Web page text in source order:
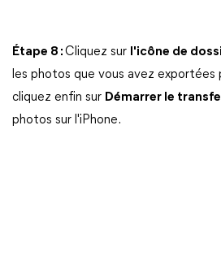
Étape 8 :Cliquez sur l'icône de
les photos que vous avez
cliquez enfin sur Démarrer le
photos sur l'iPhone.